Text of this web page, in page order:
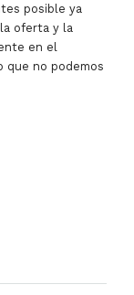
posible ya
oferta y la
en el
que no podemos